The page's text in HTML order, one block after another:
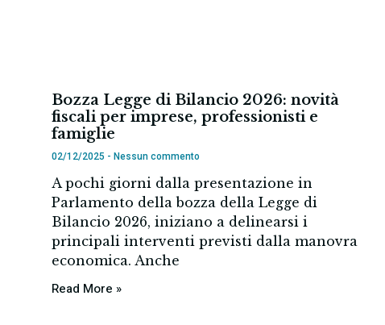
Bozza Legge di Bilancio 2026: novità
fiscali per imprese, professionisti e
famiglie
02/12/2025 Nessun commento
A pochi giorni dalla presentazione in
Parlamento della bozza della Legge di
Bilancio 2026, iniziano a delinearsi i
principali interventi previsti dalla manovra
economica. Anche
Read More »